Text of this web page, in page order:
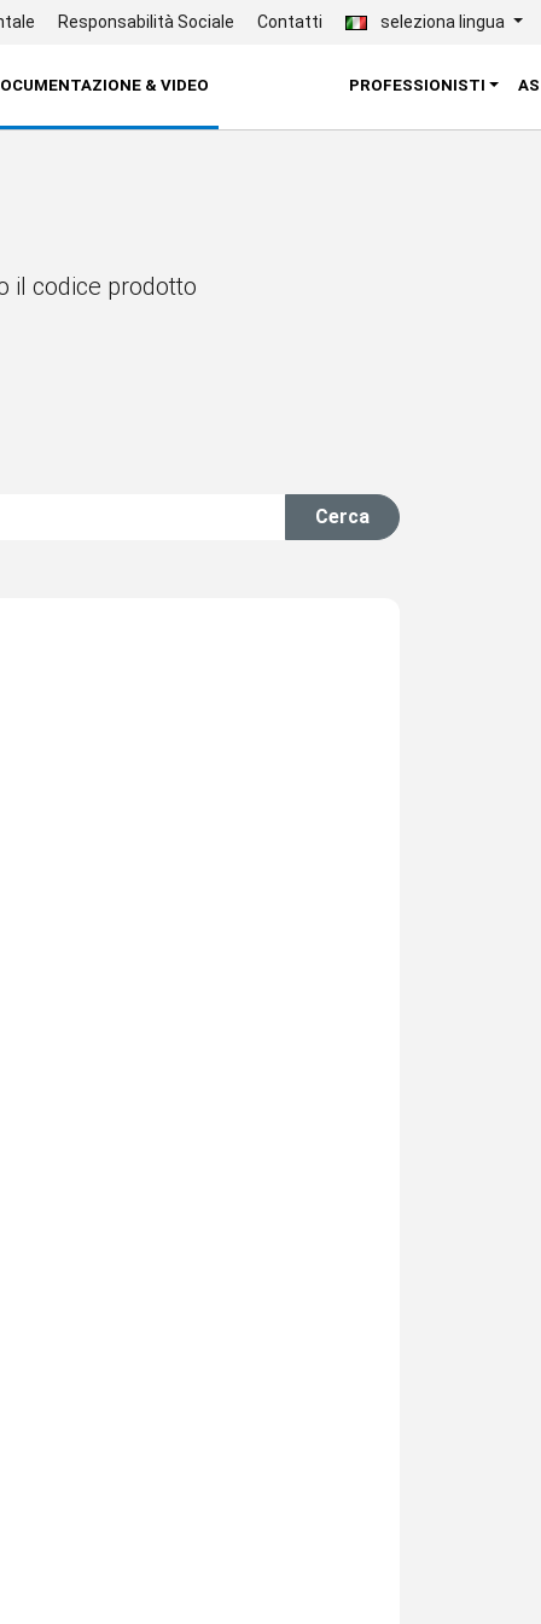
Responsabilità Sociale Contatti seleziona lingua
& VIDEO PROFESSIONISTI
il codice prodotto
Cerca